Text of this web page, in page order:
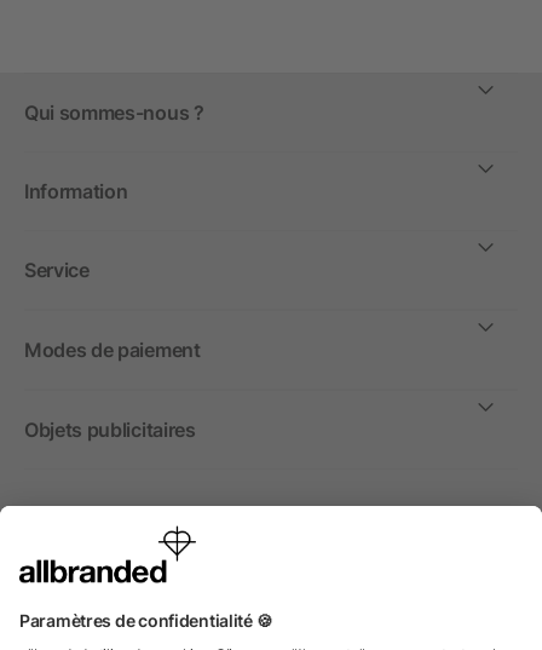
Qui sommes-nous ?
Information
Service
Modes de paiement
Objets publicitaires
International